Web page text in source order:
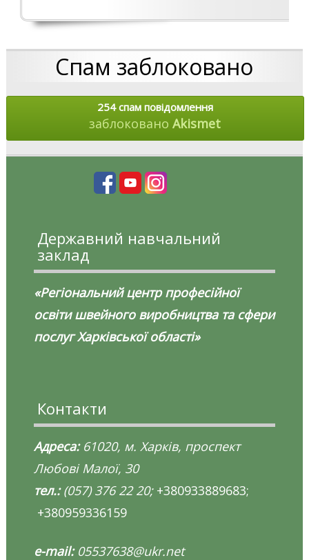
Спам заблоковано
254 спам повідомлення
заблокованоAkismet
Державний навчальний
заклад
«Регіональний центр професійної
освіти швейного виробництва та сфери
послуг Харківської області»
Контакти
Адреса:61020, м. Харків, проспект
Любові Малої, 30
тел.:(057) 376 22 20; +380933889683;
+380959336159
e-mail: 05537638@ukr.net